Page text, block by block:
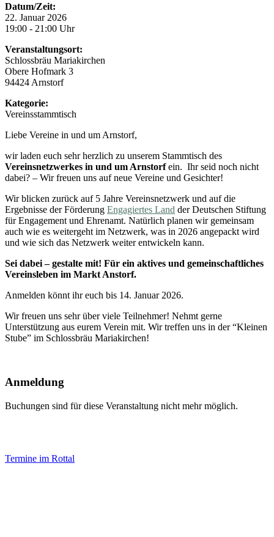
Datum/Zeit:
22. Januar 2026
19:00 - 21:00 Uhr
Veranstaltungsort:
Schlossbräu Mariakirchen
Obere Hofmark 3
94424 Arnstorf
Kategorie:
Vereinsstammtisch
Liebe Vereine in und um Arnstorf,
wir laden euch sehr herzlich zu unserem Stammtisch des
Vereinsnetzwerkes in und um Arnstorfein. Ihr seid noch nicht
dabei? – Wir freuen uns auf neue Vereine und Gesichter!
Wir blicken zurück auf 5 Jahre Vereinsnetzwerk und auf die
Ergebnisse der Förderung Engagiertes Land der Deutschen Stiftung
für Engagement und Ehrenamt. Natürlich planen wir gemeinsam
auch wie es weitergeht im Netzwerk, was in 2026 angepackt wird
und wie sich das Netzwerk weiter entwickeln kann.
Sei dabei – gestalte mit! Für ein aktives und gemeinschaftliches
Vereinsleben im Markt Anstorf.
Anmelden könnt ihr euch bis 14. Januar 2026.
Wir freuen uns sehr über viele Teilnehmer! Nehmt gerne
Unterstützung aus eurem Verein mit. Wir treffen uns in der “Kleinen
Stube” im Schlossbräu Mariakirchen!
Anmeldung
Buchungen sind für diese Veranstaltung nicht mehr möglich.
Termine im Rottal